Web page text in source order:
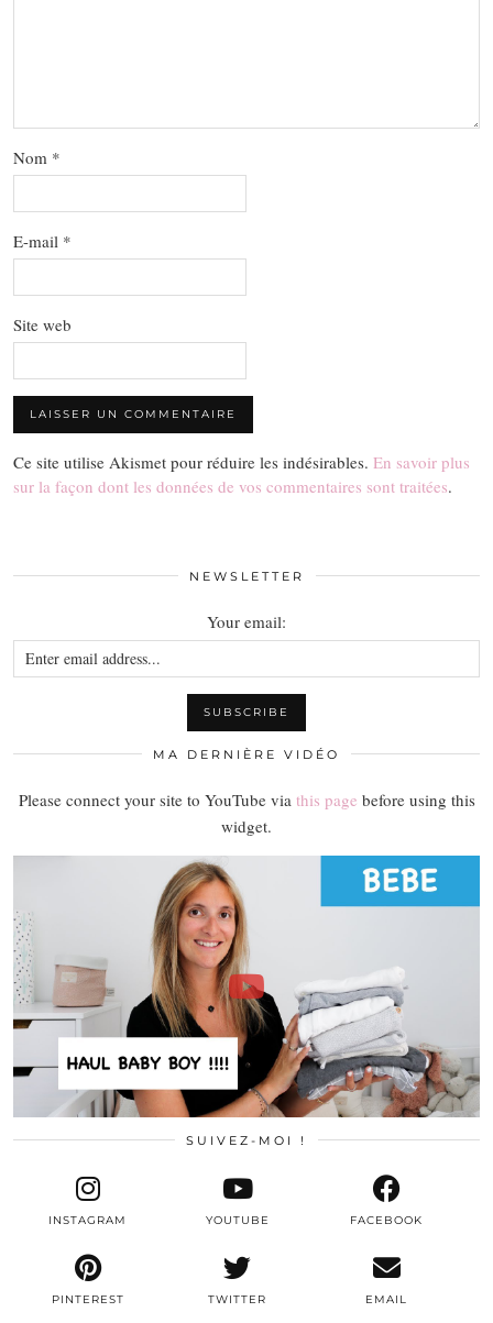
Nom *
E-mail *
Site web
Ce site utilise Akismet pour réduire les indésirables. En savoir plus
sur la façon dont les données de vos commentaires sont traitées.
NEWSLETTER
Your email:
MA DERNIÈRE VIDÉO
Please connect your site to YouTube via this page before using this
widget.
SUIVEZ-MOI !
TWITTER
INSTAGRAM FACEBOOK
PINTEREST
YOUTUBE
EMAIL